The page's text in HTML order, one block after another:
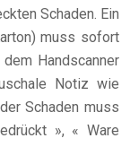
Schaden. Ein
muss sofort
Handscanner
Notiz wie
Schaden muss
», « Ware